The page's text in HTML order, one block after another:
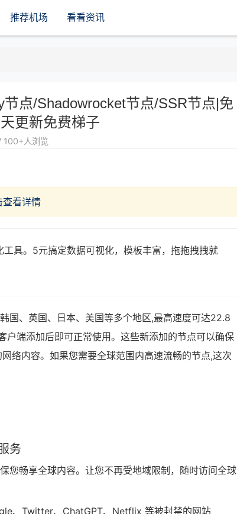
推荐机场 看看资讯
点/Shadowrocket节点/SSR节点|免
更新免费梯子
100+人浏览
查看详情
工具。5元搞定数据可视化，模板丰富，拖拖拽拽就
国、英国、日本、美国等多个地区,最高速度可达22.8
端添加后即可正常使用。这些新添加的节点可以确保
络内容。如果您需要全球范围内高速流畅的节点,这次
务
您畅享全球内容。让您不再受地域限制，随时访问全球
、Twitter、ChatGPT、Netflix 等被封禁的网站